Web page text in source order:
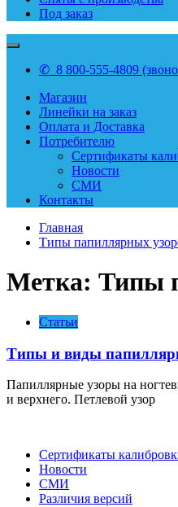
Под заказ
✆ 8 800-555-4809
Магазин
Линейки на заказ
Оплата и Доставка
Потребителю
Сертификаты
Новости
СМИ
Контакты
Главная
Типы папиллярных
Метка: Типы
Статьи
Типы и виды
Папиллярные узоры на
и верхнего. Петлевой узор
Сертификаты
Новости
СМИ
Различия версий